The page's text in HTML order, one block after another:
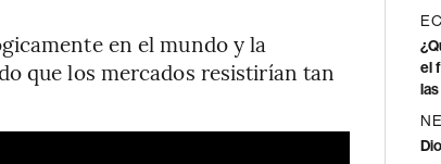
en el mundo y la
que los mercados resistirían tan
el